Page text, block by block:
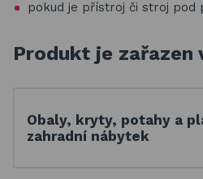
pokud je přístroj či stroj pod
Produkt je zařazen
Obaly, kryty, potahy a
zahradní nábytek